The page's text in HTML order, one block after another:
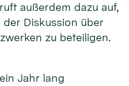
außerdem dazu auf,
Diskussion über
zu beteiligen.
Jahr lang